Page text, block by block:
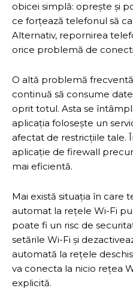
obicei simplă: oprește și
ce forțează telefonul să
Alternativ, repornirea
orice problemă de
O altă problemă
continuă să consume
oprit totul. Asta se
aplicația folosește un
afectat de restricțiile tale.
aplicație de firewall
mai eficientă.
Mai există situația în care
automat la rețele Wi-Fi
poate fi un risc de
setările Wi-Fi și
automată la rețele
va conecta la nicio rețea
explicită.